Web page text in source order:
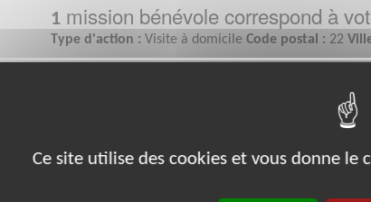
1 mission bénévole correspond à
Type d'action : Visite à domicile Code postal : 22
Ce site utilise des cookies et vous donne le